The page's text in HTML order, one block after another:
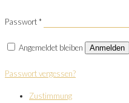
Passwort*
Angemeldet bleiben Anmelden
Passwort vergessen?
Zustimmung